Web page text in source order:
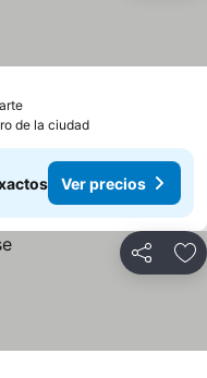
de la ciudad
Ver precios
Compartir